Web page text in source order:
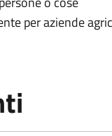
per aziende